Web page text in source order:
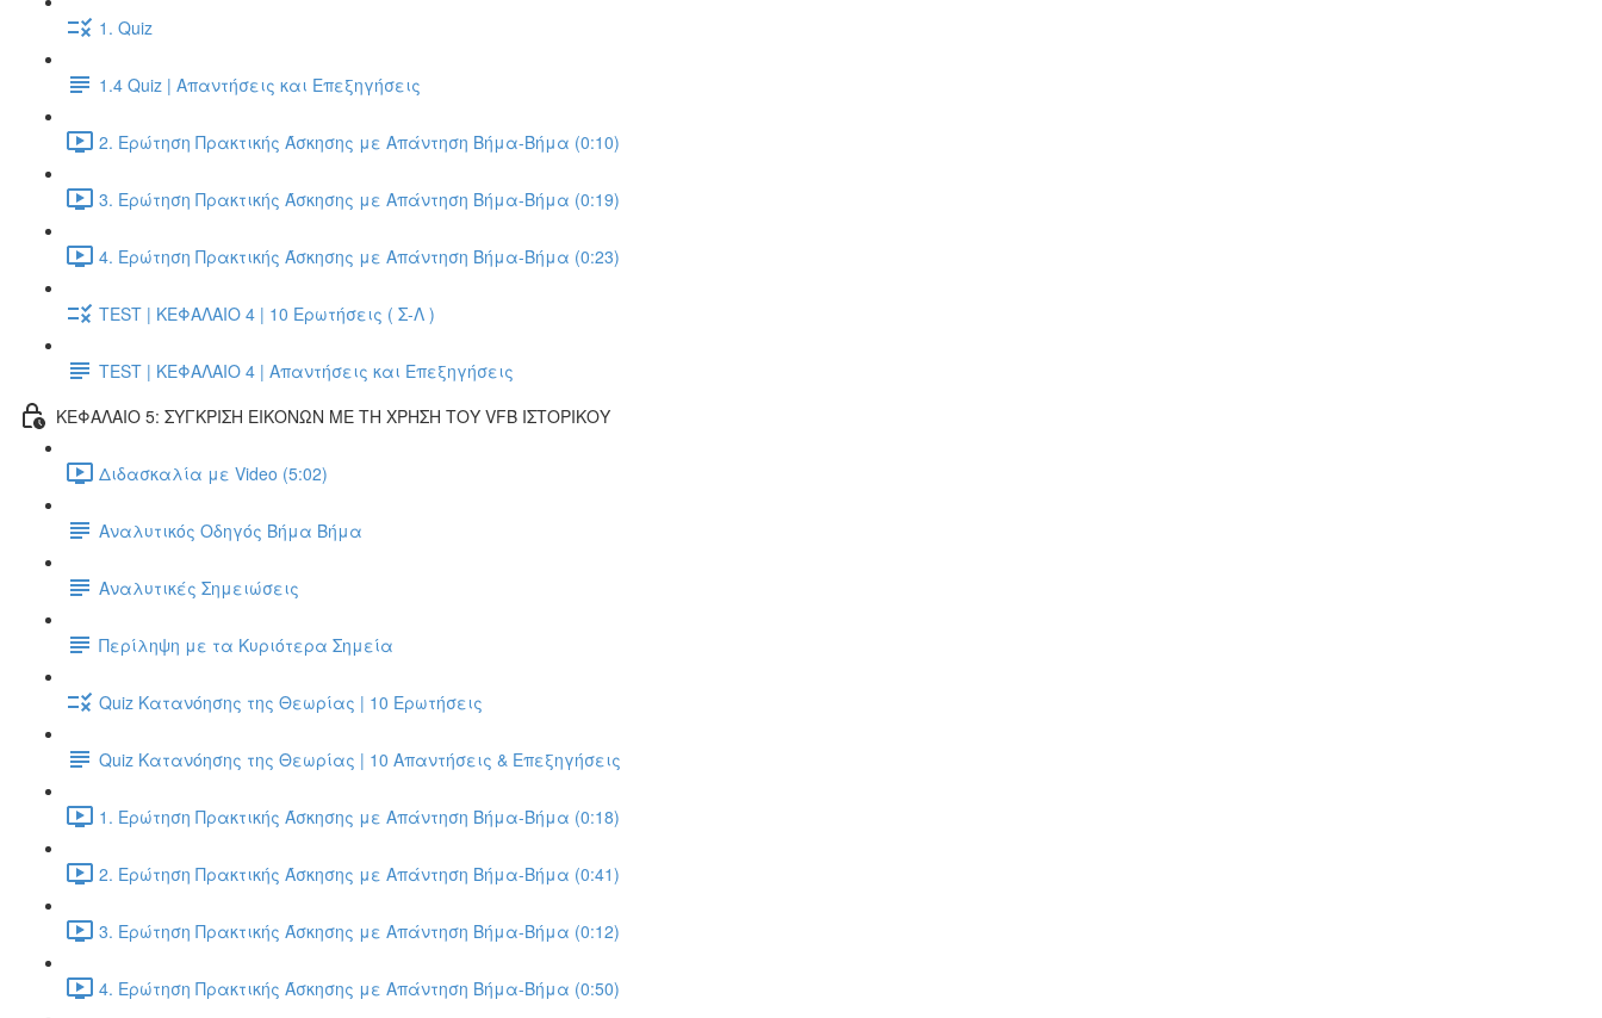
1. Quiz
1.4 Quiz | Απαντήσεις και Επεξηγήσεις
2. Ερώτηση Πρακτικής Άσκησης με Απάντηση Βήμα-Βήμα (0:10)
3. Ερώτηση Πρακτικής Άσκησης με Απάντηση Βήμα-Βήμα (0:19)
4. Ερώτηση Πρακτικής Άσκησης με Απάντηση Βήμα-Βήμα (0:23)
TEST | ΚΕΦΑΛΑΙΟ 4 | 10 Ερωτήσεις ( Σ-Λ )
TEST | ΚΕΦΑΛΑΙΟ 4 | Απαντήσεις και Επεξηγήσεις
ΚΕΦΑΛΑΙΟ 5: ΣΥΓΚΡΙΣΗ ΕΙΚΟΝΩΝ ΜΕ ΤΗ ΧΡΗΣΗ ΤΟΥ VFB ΙΣΤΟΡΙΚΟΥ
Διδασκαλία με Video (5:02)
Αναλυτικός Οδηγός Βήμα Βήμα
Αναλυτικές Σημειώσεις
Περίληψη με τα Κυριότερα Σημεία
Quiz Κατανόησης της Θεωρίας | 10 Ερωτήσεις
Quiz Κατανόησης της Θεωρίας | 10 Απαντήσεις & Επεξηγήσεις
1. Ερώτηση Πρακτικής Άσκησης με Απάντηση Βήμα-Βήμα (0:18)
2. Ερώτηση Πρακτικής Άσκησης με Απάντηση Βήμα-Βήμα (0:41)
3. Ερώτηση Πρακτικής Άσκησης με Απάντηση Βήμα-Βήμα (0:12)
4. Ερώτηση Πρακτικής Άσκησης με Απάντηση Βήμα-Βήμα (0:50)